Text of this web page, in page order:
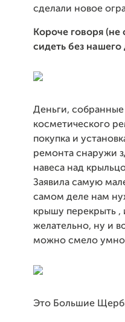
сделали новое
Короче говоря (не
сидеть без
Деньги,
косметического
покупка и
ремонта снаружи
навеса над
Заявила самую
самом деле нам
крышу перекрыть ,
желательно, ну и
можно смело
Это Большие